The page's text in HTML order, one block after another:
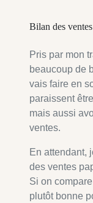
Bilan des
Pris par mon
beaucoup de
vais faire en
paraissent
mais aussi
ventes.
En attendant,
des ventes
Si on
plutôt bonne